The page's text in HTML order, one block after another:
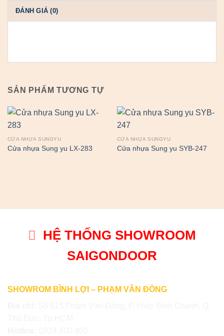
ĐÁNH GIÁ (0)
SẢN PHẨM TƯƠNG TỰ
CỬA NHỰA SUNGYU
Cửa nhựa Sung yu LX-283
CỬA NHỰA SUNGYU
Cửa nhựa Sung yu SYB-247
HỆ THỐNG SHOWROOM
SAIGONDOOR
SHOWROM BÌNH LỢI – PHẠM VĂN ĐỒNG